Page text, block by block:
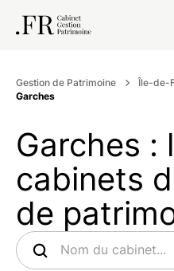
Gestion de Patrimoine Île-de-
Garches
Garches :
cabinets
de